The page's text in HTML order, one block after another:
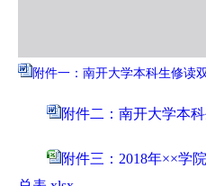
附件一：南开大学本科生修读
附件二：南开大学本
附件三：2018年××学